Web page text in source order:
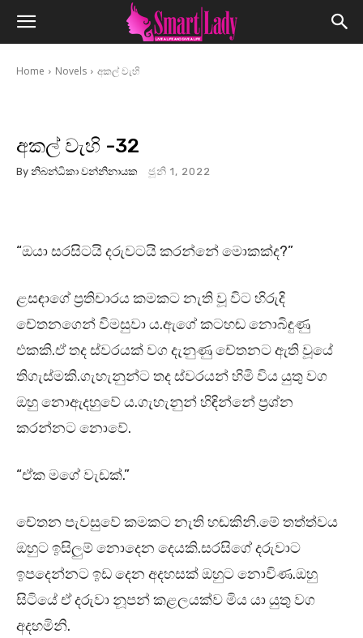
Home Novels අකල් වැහි
අකල් වැහි -32
By නිබන්ධිකා වන්නිනායක ජූනි 1, 2022
“ඔයා සරසිටයි දරුවටයි කරන්නේ මොකක්ද?”
ළසඳාගේ ප්‍රතිචාරය කමකට නැති වූ විට හිරුදි
චේතනගෙන් විමසුවා ය.ඇගේ කටහඬ නොබිඳුණු
එකකි.ඒ තද ස්වරයක් වග දැනුණු චේතනට ඇති වූයේ
තිගැස්මකි.ගැහැනුන්ට තද ස්වරයන් හිමි විය යුතු වග
ඔහු නොඇදහුවේ ය.ගැහැනුන් හිඳින්නේ ප්‍රශ්න
කරන්නට නොවේ.
“ඒක මගේ වැඩක්.”
චේතන පැවසුවේ කමකට නැති හඬකිනි.මේ තත්ත්වය
ඔහුට ඉසිලුම් නොදෙන දෙයකි.සරසිගේ දරුවාට
ඉපදෙන්නට ඉඩ දෙන අදහසක් ඔහුට නොවිණ.ඔහු
සිටියේ ඒ දරුවා නූපන් කළලයක්ව මිය යා යුතු වග
අදහමිනි.